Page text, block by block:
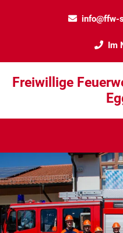
info@ffw-
Im
Freiwillige